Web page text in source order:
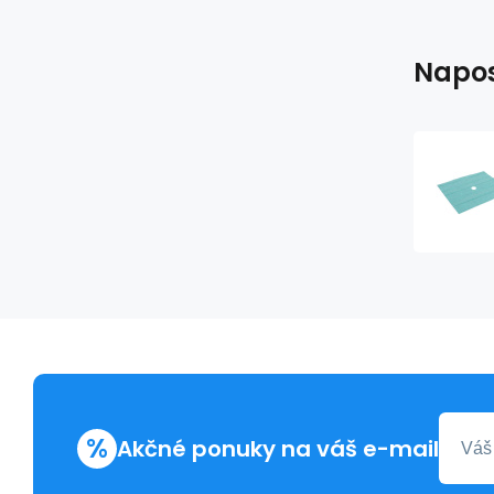
% Akčné ponuky na váš e-mail